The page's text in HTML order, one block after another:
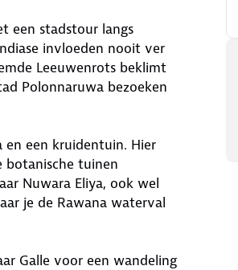
een stadstour langs
invloeden nooit ver
Leeuwenrots beklimt
Polonnaruwa bezoeken
en een kruidentuin. Hier
botanische tuinen
Nuwara Eliya, ook wel
je de Rawana waterval
Galle voor een wandeling